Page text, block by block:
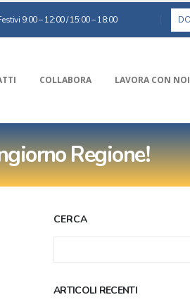
9:00 – 12:00 / 15:00 – 18:00
COLLABORA LAVORA CON NOI
Regione!
CERCA
ARTICOLI RECENTI